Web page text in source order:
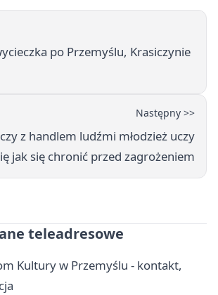
po Przemyślu, Krasiczynie
Następny >>
z handlem ludźmi młodzież uczy
jak się chronić przed zagrożeniem
teleadresowe
Kultury w Przemyślu - kontakt,